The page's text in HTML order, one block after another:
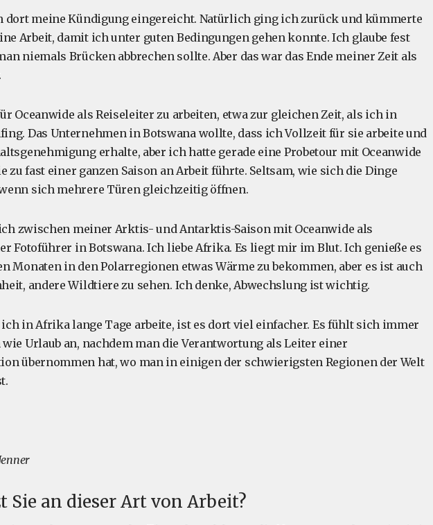
dort meine Kündigung eingereicht. Natürlich ging ich zurück und kümmerte
Arbeit, damit ich unter guten Bedingungen gehen konnte. Ich glaube fest
niemals Brücken abbrechen sollte. Aber das war das Ende meiner Zeit als
Oceanwide als Reiseleiter zu arbeiten, etwa zur gleichen Zeit, als ich in
Das Unternehmen in Botswana wollte, dass ich Vollzeit für sie arbeite und
erhalte, aber ich hatte gerade eine Probetour mit Oceanwide
zu fast einer ganzen Saison an Arbeit führte. Seltsam, wie sich die Dinge
sich mehrere Türen gleichzeitig öffnen.
zwischen meiner Arktis- und Antarktis-Saison mit Oceanwide als
Fotoführer in Botswana. Ich liebe Afrika. Es liegt mir im Blut. Ich genieße es
Monaten in den Polarregionen etwas Wärme zu bekommen, aber es ist auch
andere Wildtiere zu sehen. Ich denke, Abwechslung ist wichtig.
in Afrika lange Tage arbeite, ist es dort viel einfacher. Es fühlt sich immer
Urlaub an, nachdem man die Verantwortung als Leiter einer
übernommen hat, wo man in einigen der schwierigsten Regionen der Welt
Sie an dieser Art von Arbeit?